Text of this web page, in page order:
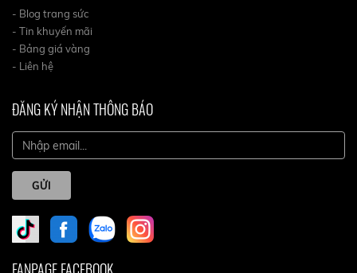
- Blog trang sức
- Tin khuyến mãi
- Bảng giá vàng
- Liên hệ
ĐĂNG KÝ NHẬN THÔNG BÁO
GỬI